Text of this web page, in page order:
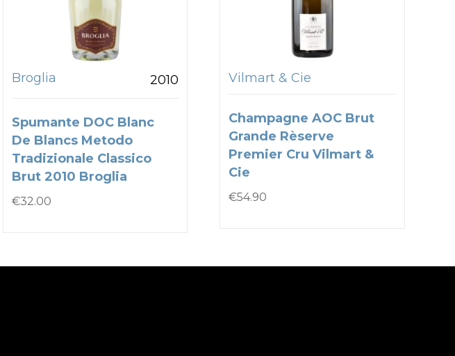
Broglia 2010
Spumante DOC Blanc
De Blancs Metodo
Tradizionale Classico
Brut 2010 Broglia
€32.00
Vilmart & Cie
Champagne AOC Brut
Grande Rèserve
Premier Cru Vilmart &
Cie
€54.90